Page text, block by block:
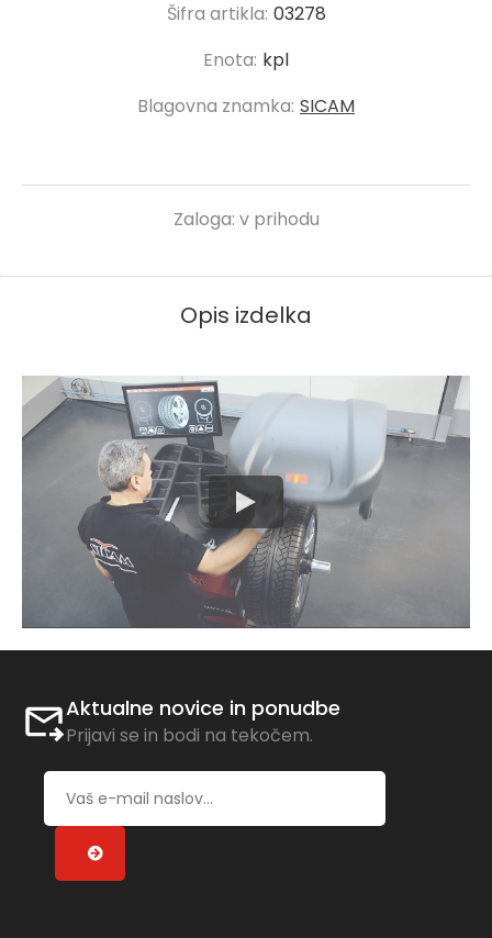
Šifra artikla: 03278
Enota: kpl
Blagovna znamka: SICAM
Zaloga: v prihodu
Opis izdelka
Aktualne novice in ponudbe
Prijavi se in bodi na tekočem.